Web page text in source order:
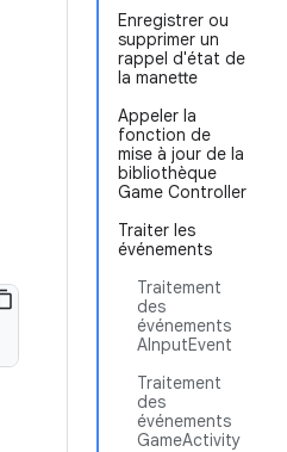
Enregistrer ou
supprimer un
rappel d'état de
la manette
Appeler la
fonction de
mise à jour de la
bibliothèque
Game Controller
Traiter les
événements
Traitement
des
événements
AInputEvent
Traitement
des
événements
GameActivity